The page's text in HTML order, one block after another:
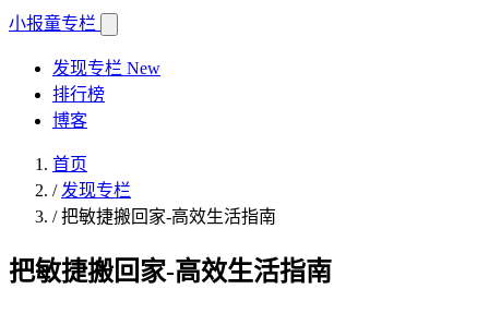
小报童专栏
发现专栏 New
排行榜
博客
首页
/ 发现专栏
/把敏捷搬回家-高效生活指南
把敏捷搬回家-高效生活指南